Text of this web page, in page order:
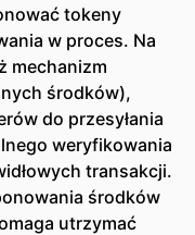
tokeny
w proces. Na
mechanizm
środków),
do przesyłania
weryfikowania
transakcji.
środków
utrzymać